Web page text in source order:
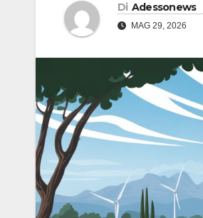
Di Adessonews
MAG 29, 2026